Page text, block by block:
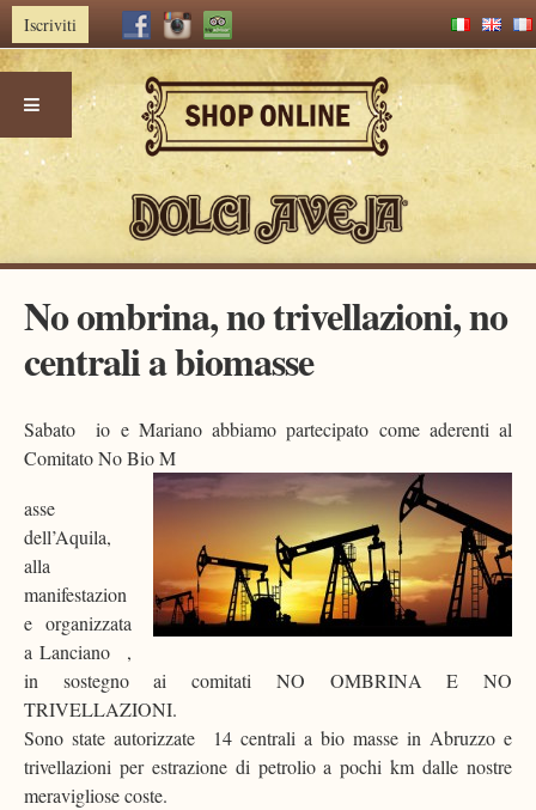
Iscriviti
contentNo ombrina, no trivellazioni, no
centrali a biomasse
Sabato io e Mariano abbiamo partecipato come aderenti al
Comitato No Bio M
asse
dell’Aquila,
alla
manifestazion
e organizzata
a Lanciano ,
in sostegno ai comitati NO OMBRINA E NO
TRIVELLAZIONI.
Sono state autorizzate 14 centrali a bio masse in Abruzzo e
trivellazioni per estrazione di petrolio a pochi km dalle nostre
meravigliose coste.